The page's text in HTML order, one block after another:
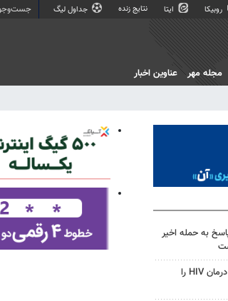
روبیکا ایتا نتایج زنده جداول لیگ
مجله مهر عناوین اخبار
به حمله اخیر
قرص آزمایشی که می‌تواند درمان HIV را